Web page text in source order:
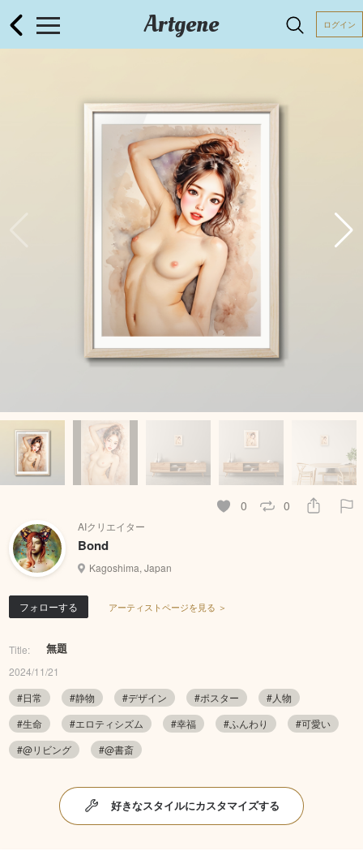
Artgene ログイン
0 0
AIクリエイター
Bond
Kagoshima, Japan
フォローする アーティストページを見る ＞
Title: 無題
2024/11/21
#日常
#静物 #デザイン #ポスター
#人物
#生命
#エロティシズム #幸福 #ふんわり
#可愛い
#@リビング
#@書斎
好きなスタイルにカスタマイズする